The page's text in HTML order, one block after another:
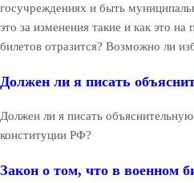
госучреждениях и быть
это за изменения такие и как это
билетов отразится? Возможно ли
Должен ли я писать
Должен ли я писать
конституции РФ?
Закон о том, что в военном